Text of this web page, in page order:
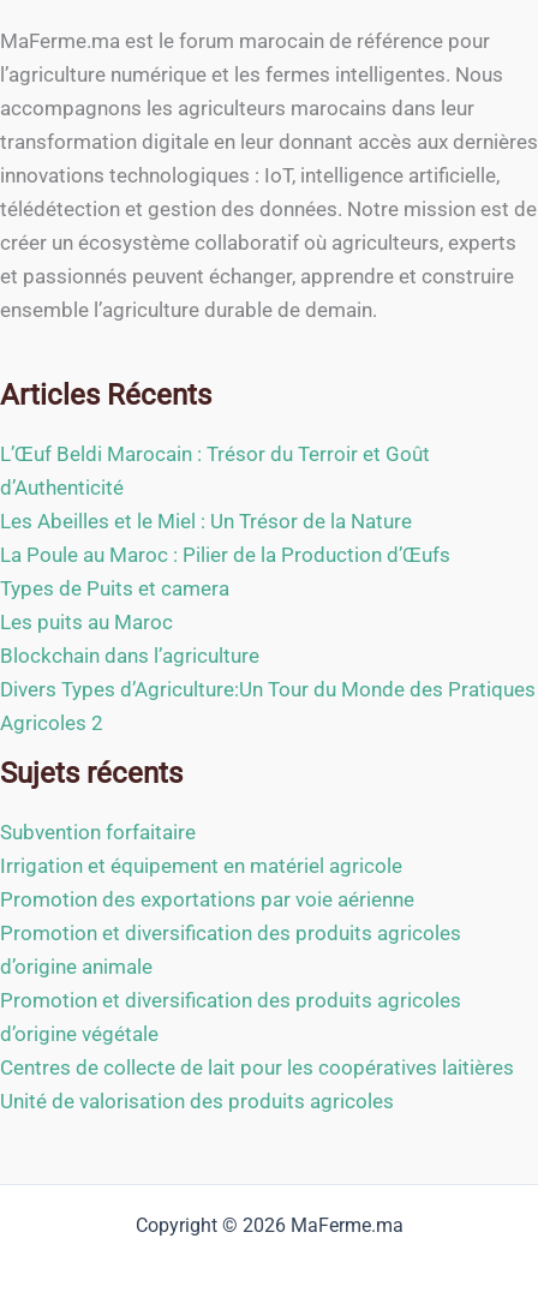
MaFerme.ma est le forum marocain de référence pour
l’agriculture numérique et les fermes intelligentes. Nous
accompagnons les agriculteurs marocains dans leur
transformation digitale en leur donnant accès aux dernières
innovations technologiques : IoT, intelligence artificielle,
télédétection et gestion des données. Notre mission est de
créer un écosystème collaboratif où agriculteurs, experts
et passionnés peuvent échanger, apprendre et construire
ensemble l’agriculture durable de demain.
Articles Récents
L’Œuf Beldi Marocain : Trésor du Terroir et Goût
d’Authenticité
Les Abeilles et le Miel : Un Trésor de la Nature
La Poule au Maroc : Pilier de la Production d’Œufs
Types de Puits et camera
Les puits au Maroc
Blockchain dans l’agriculture
Divers Types d’Agriculture:Un Tour du Monde des Pratiques
Agricoles 2
Sujets récents
Subvention forfaitaire
Irrigation et équipement en matériel agricole
Promotion des exportations par voie aérienne
Promotion et diversification des produits agricoles
d’origine animale
Promotion et diversification des produits agricoles
d’origine végétale
Centres de collecte de lait pour les coopératives laitières
Unité de valorisation des produits agricoles
Copyright © 2026 MaFerme.ma